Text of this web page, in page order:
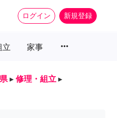
ログイン 新規登録
立 家事 more_horiz
▸ 修理・組立 ▸